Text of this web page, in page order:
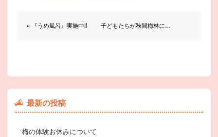
« 『うめ風呂』実施中‼︎ 子どもたちが秋間梅林に来ました!! »
最新の投稿
梅の体験お休みについて